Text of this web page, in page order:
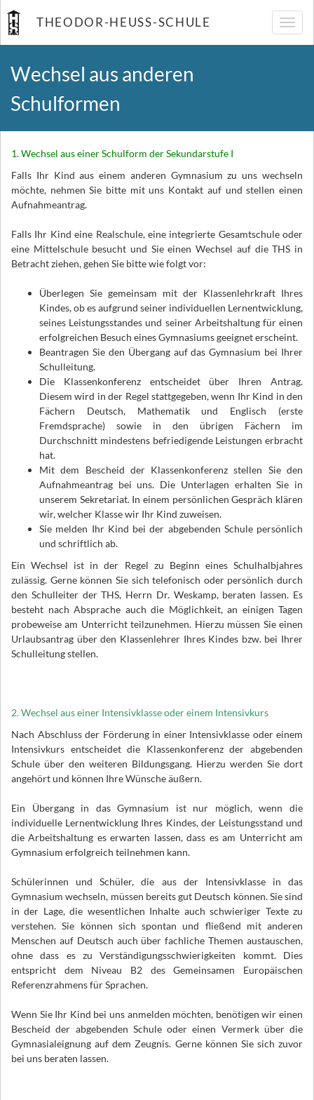
THEODOR-HEUSS-SCHULE
Wechsel aus anderen
Schulformen
1. Wechsel aus einer Schulform der Sekundarstufe I
Falls Ihr Kind aus einem anderen Gymnasium zu uns wechseln
möchte, nehmen Sie bitte mit uns Kontakt auf und stellen einen
Aufnahmeantrag.
Falls Ihr Kind eine Realschule, eine integrierte Gesamtschule oder
eine Mittelschule besucht und Sie einen Wechsel auf die THS in
Betracht ziehen, gehen Sie bitte wie folgt vor:
Überlegen Sie gemeinsam mit der Klassenlehrkraft Ihres
Kindes, ob es aufgrund seiner individuellen Lernentwicklung,
seines Leistungsstandes und seiner Arbeitshaltung für einen
erfolgreichen Besuch eines Gymnasiums geeignet erscheint.
Beantragen Sie den Übergang auf das Gymnasium bei Ihrer
Schulleitung.
Die Klassenkonferenz entscheidet über Ihren Antrag.
Diesem wird in der Regel stattgegeben, wenn Ihr Kind in den
Fächern Deutsch, Mathematik und Englisch (erste
Fremdsprache) sowie in den übrigen Fächern im
Durchschnitt mindestens befriedigende Leistungen erbracht
hat.
Mit dem Bescheid der Klassenkonferenz stellen Sie den
Aufnahmeantrag bei uns. Die Unterlagen erhalten Sie in
unserem Sekretariat. In einem persönlichen Gespräch klären
wir, welcher Klasse wir Ihr Kind zuweisen.
Sie melden Ihr Kind bei der abgebenden Schule persönlich
und schriftlich ab.
Ein Wechsel ist in der Regel zu Beginn eines Schulhalbjahres
zulässig. Gerne können Sie sich telefonisch oder persönlich durch
den Schulleiter der THS, Herrn Dr. Weskamp, beraten lassen. Es
besteht nach Absprache auch die Möglichkeit, an einigen Tagen
probeweise am Unterricht teilzunehmen. Hierzu müssen Sie einen
Urlaubsantrag über den Klassenlehrer Ihres Kindes bzw. bei Ihrer
Schulleitung stellen.
2. Wechsel aus einer Intensivklasse oder einem Intensivkurs
Nach Abschluss der Förderung in einer Intensivklasse oder einem
Intensivkurs entscheidet die Klassenkonferenz der abgebenden
Schule über den weiteren Bildungsgang. Hierzu werden Sie dort
angehört und können Ihre Wünsche äußern.
Ein Übergang in das Gymnasium ist nur möglich, wenn die
individuelle Lernentwicklung Ihres Kindes, der Leistungsstand und
die Arbeitshaltung es erwarten lassen, dass es am Unterricht am
Gymnasium erfolgreich teilnehmen kann.
Schülerinnen und Schüler, die aus der Intensivklasse in das
Gymnasium wechseln, müssen bereits gut Deutsch können. Sie sind
in der Lage, die wesentlichen Inhalte auch schwieriger Texte zu
verstehen. Sie können sich spontan und fließend mit anderen
Menschen auf Deutsch auch über fachliche Themen austauschen,
ohne dass es zu Verständigungsschwierigkeiten kommt. Dies
entspricht dem Niveau B2 desGemeinsamen Europäischen
Referenzrahmens für Sprachen.
Wenn Sie Ihr Kind bei uns anmelden möchten, benötigen wir einen
Bescheid der abgebenden Schule oder einen Vermerk über die
Gymnasialeignung auf dem Zeugnis. Gerne können Sie sich zuvor
bei uns beraten lassen.